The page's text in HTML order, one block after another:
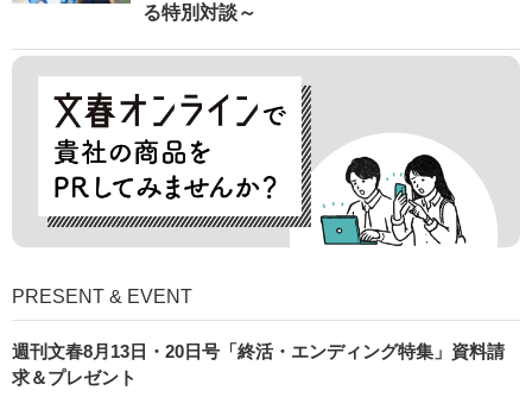
る特別対談～
PRESENT & EVENT
週刊文春8月13日・20日号「終活・エンディング特集」資料請
求＆プレゼント